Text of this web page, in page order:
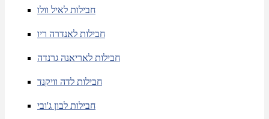
חבילות לאיל וולו
חבילות לאנדרה ריו
חבילות לאריאנה גרנדה
חבילות לדה וויקנד
חבילות לבון ג'ובי